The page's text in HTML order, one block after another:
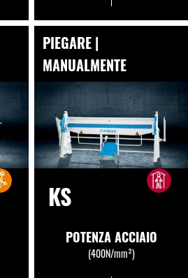
PIEGARE |
MANUALMENTE
KS
POTENZA ACCIAIO
(400N/mm²)